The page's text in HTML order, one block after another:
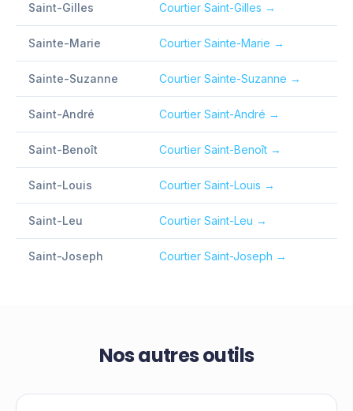
Saint-Gilles Courtier Saint-Gilles →
Sainte-Marie Courtier Sainte-Marie →
Sainte-Suzanne Courtier Sainte-Suzanne →
Saint-André Courtier Saint-André →
Saint-Benoît Courtier Saint-Benoît →
Saint-Louis Courtier Saint-Louis →
Saint-Leu Courtier Saint-Leu →
Saint-Joseph Courtier Saint-Joseph →
Nos autres outils